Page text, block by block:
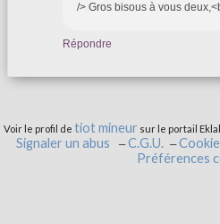
/> Gros bisous à vous
Répondre
Voir le profil de tiot mineur sur le portail
Signaler un abus
C.G.U.
Préférences